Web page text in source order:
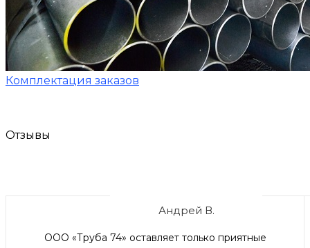
Комплектация заказов
Отзывы
Андрей В.
ООО «Труба 74» оставляет только приятные